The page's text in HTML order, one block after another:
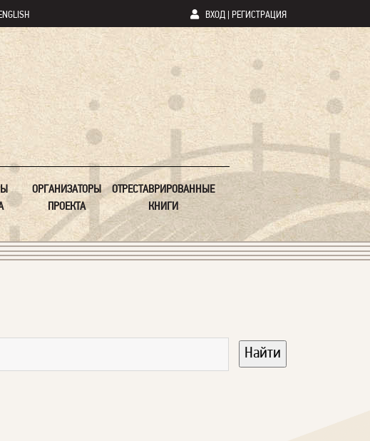
ENGLISH ВХОД РЕГИСТРАЦИЯ
ОРГАНИЗАТОРЫ
ПРОЕКТА
ОТРЕСТАВРИРОВАННЫЕ
КНИГИ